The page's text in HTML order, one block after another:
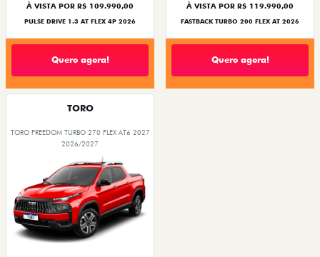
À VISTA POR R$ 109.990,00
PULSE DRIVE 1.3 AT FLEX 4P 2026
Quero agora!
À VISTA POR R$ 119.990,00
FASTBACK TURBO 200 FLEX AT 2026
Quero agora!
TORO
TORO FREEDOM TURBO 270 FLEX AT6 2027
2026/2027